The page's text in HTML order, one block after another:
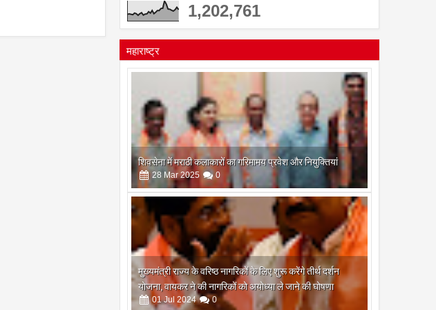
1,202,761
महाराष्ट्र
शिवसेना में मराठी कलाकारों का गरिमामय प्रवेश और नियुक्तियां
28 Mar 2025 0
मुख्यमंत्री राज्य के वरिष्ठ नागरिकों के लिए शुरू करेंगे तीर्थ दर्शन
योजना, वायकर ने की नागरिकों को अयोध्या ले जाने की घोषणा
01 Jul 2024 0